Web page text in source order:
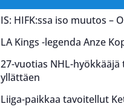
IS: HIFK:ssa iso muutos –
LA Kings -legenda Anze
27-vuotias NHL-
yllättäen
Liiga-paikkaa tavoitellut